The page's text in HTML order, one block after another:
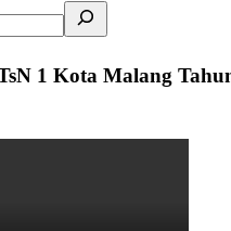
1 Kota Malang